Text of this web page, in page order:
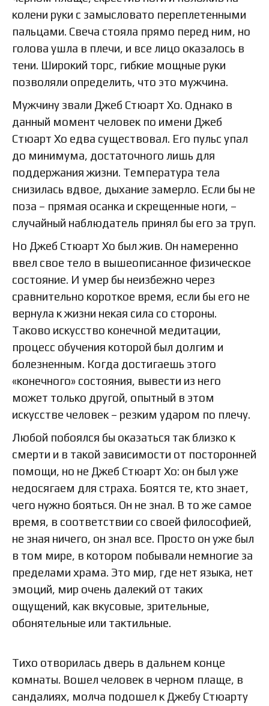
колени руки с замысловато переплетенными
пальцами. Свеча стояла прямо перед ним, но
голова ушла в плечи, и все лицо оказалось в
тени. Широкий торс, гибкие мощные руки
позволяли определить, что это мужчина.
Мужчину звали Джеб Стюарт Хо. Однако в
данный момент человек по имени Джеб
Стюарт Хо едва существовал. Его пульс упал
до минимума, достаточного лишь для
поддержания жизни. Температура тела
снизилась вдвое, дыхание замерло. Если бы не
поза – прямая осанка и скрещенные ноги, –
случайный наблюдатель принял бы его за труп.
Но Джеб Стюарт Хо был жив. Он намеренно
ввел свое тело в вышеописанное физическое
состояние. И умер бы неизбежно через
сравнительно короткое время, если бы его не
вернула к жизни некая сила со стороны.
Таково искусство конечной медитации,
процесс обучения которой был долгим и
болезненным. Когда достигаешь этого
«конечного» состояния, вывести из него
может только другой, опытный в этом
искусстве человек – резким ударом по плечу.
Любой побоялся бы оказаться так близко к
смерти и в такой зависимости от посторонней
помощи, но не Джеб Стюарт Хо: он был уже
недосягаем для страха. Боятся те, кто знает,
чего нужно бояться. Он не знал. В то же самое
время, в соответствии со своей философией,
не зная ничего, он знал все. Просто он уже был
в том мире, в котором побывали немногие за
пределами храма. Это мир, где нет языка, нет
эмоций, мир очень далекий от таких
ощущений, как вкусовые, зрительные,
обонятельные или тактильные.
Тихо отворилась дверь в дальнем конце
комнаты. Вошел человек в черном плаще, в
сандалиях, молча подошел к Джебу Стюарту